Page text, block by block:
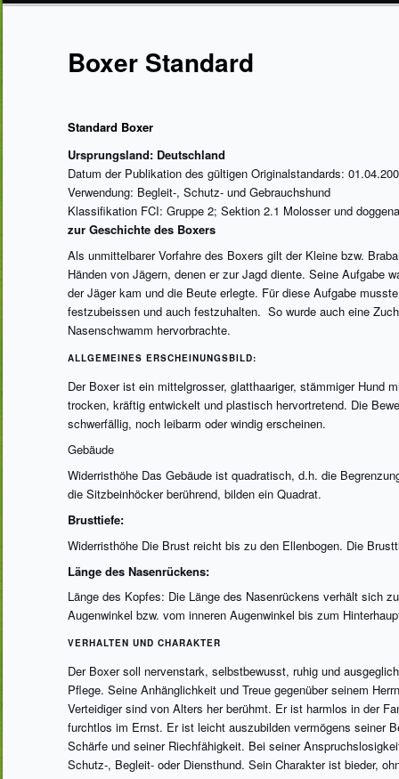
Boxer Standard
Standard Boxer
Ursprungsland: Deutschland
Datum der Publikation des gültigen Originalstandards:
Verwendung: Begleit-, Schutz- und Gebrauchshund
Klassifikation FCI: Gruppe 2; Sektion 2.1 Molosser und
zur Geschichte des Boxers
Als unmittelbarer Vorfahre des Boxers gilt der Kleine bzw.
Händen von Jägern, denen er zur Jagd diente. Seine Aufgabe
der Jäger kam und die Beute erlegte. Für diese Aufgabe
festzubeissen und auch festzuhalten. So wurde auch eine
Nasenschwamm hervorbrachte.
ALLGEMEINES ERSCHEINUNGSBILD:
Der Boxer ist ein mittelgrosser, glatthaariger, stämmiger Hund
trocken, kräftig entwickelt und plastisch hervortretend. Die
schwerfällig, noch leibarm oder windig erscheinen.
Gebäude
Widerristhöhe Das Gebäude ist quadratisch, d.h. die
die Sitzbeinhöcker berührend, bilden ein Quadrat.
Brusttiefe:
Widerristhöhe Die Brust reicht bis zu den Ellenbogen. Die
Länge des Nasenrückens:
Länge des Kopfes: Die Länge des Nasenrückens verhält sich
Augenwinkel bzw. vom inneren Augenwinkel bis zum
VERHALTEN UND CHARAKTER
Der Boxer soll nervenstark, selbstbewusst, ruhig und
Pflege. Seine Anhänglichkeit und Treue gegenüber seinem
Verteidiger sind von Alters her berühmt. Er ist harmlos in der
furchtlos im Ernst. Er ist leicht auszubilden vermögens seiner
Schärfe und seiner Riechfähigkeit. Bei seiner
Schutz-, Begleit- oder Diensthund. Sein Charakter ist bieder,